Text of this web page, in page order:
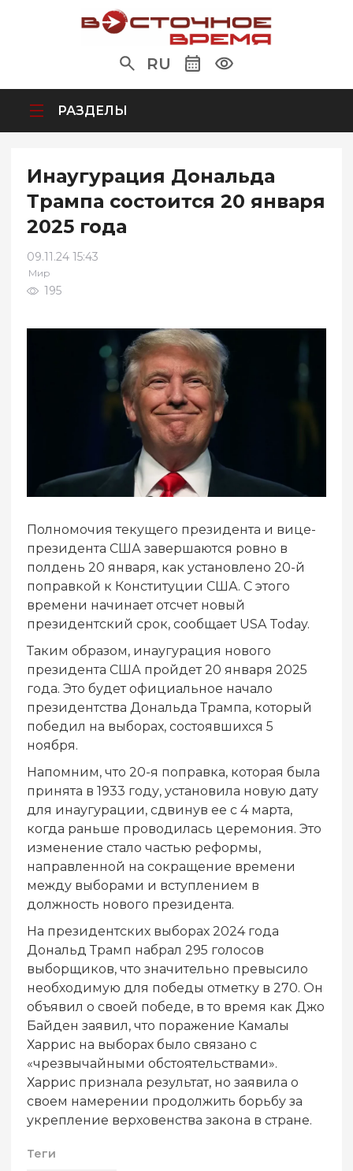
RU
РАЗДЕЛЫ
Инаугурация Дональда
Трампа состоится 20 января
2025 года
09.11.24 15:43
Мир
195
Полномочия текущего президента и вице-
президента США завершаются ровно в
полдень 20 января, как установлено 20-й
поправкой к Конституции США. С этого
времени начинает отсчет новый
президентский срок, сообщает USA Today.
Таким образом, инаугурация нового
президента США пройдет 20 января 2025
года. Это будет официальное начало
президентства Дональда Трампа, который
победил на выборах, состоявшихся 5
ноября.
Напомним, что 20-я поправка, которая была
принята в 1933 году, установила новую дату
для инаугурации, сдвинув ее с 4 марта,
когда раньше проводилась церемония. Это
изменение стало частью реформы,
направленной на сокращение времени
между выборами и вступлением в
должность нового президента.
На президентских выборах 2024 года
Дональд Трамп набрал 295 голосов
выборщиков, что значительно превысило
необходимую для победы отметку в 270. Он
объявил о своей победе, в то время как Джо
Байден заявил, что поражение Камалы
Харрис на выборах было связано с
«чрезвычайными обстоятельствами».
Харрис признала результат, но заявила о
своем намерении продолжить борьбу за
укрепление верховенства закона в стране.
Теги